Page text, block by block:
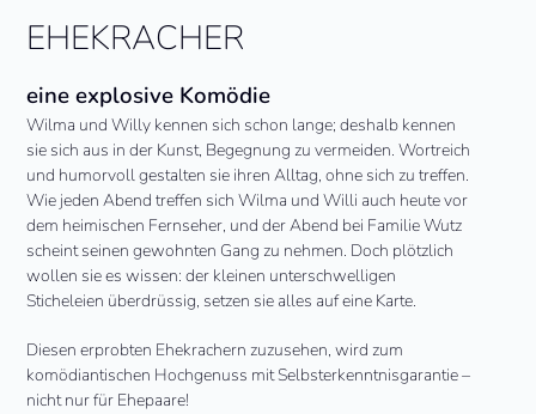
EHEKRACHER
eine explosive Komödie
Wilma und Willy kennen sich schon lange; deshalb kennen
sie sich aus in der Kunst, Begegnung zu vermeiden. Wortreich
und humorvoll gestalten sie ihren Alltag, ohne sich zu treffen.
Wie jeden Abend treffen sich Wilma und Willi auch heute vor
dem heimischen Fernseher, und der Abend bei Familie Wutz
scheint seinen gewohnten Gang zu nehmen. Doch plötzlich
wollen sie es wissen: der kleinen unterschwelligen
Sticheleien überdrüssig, setzen sie alles auf eine Karte.
Diesen erprobten Ehekrachern zuzusehen, wird zum
komödiantischen Hochgenuss mit Selbsterkenntnisgarantie –
nicht nur für Ehepaare!